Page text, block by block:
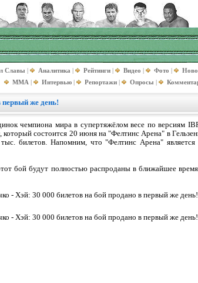
Славы | Аналитика | Рейтинги | Видео | Фото |
MMA | Интервью | Репортажи | Опросы |
первый же день!
чемпиона мира в супертяжёлом весе по версиям
состоится 20 июня на "Фелтинс Арена" в
билетов. Напомним, что "Фелтинс Арена"
бой будут полностью распроданы в ближайшее